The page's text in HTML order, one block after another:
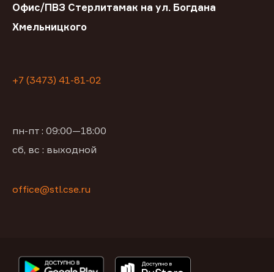
Офис/ПВЗ Стерлитамак на ул. Богдана
Хмельницкого
+7 (3473) 41-81-02
пн-пт : 09:00—18:00
сб, вс : выходной
office@stl.cse.ru